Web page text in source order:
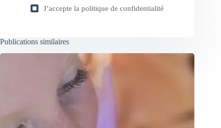
J’accepte la politique de confidentialité
Publications similaires